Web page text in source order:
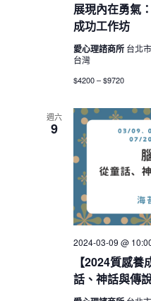
展現內在勇氣
成功工作坊
愛心理諮商所 台北
台灣
$4200 – $9720
週六
9
【2024質感
話、神話與傳
2024-03-09 @